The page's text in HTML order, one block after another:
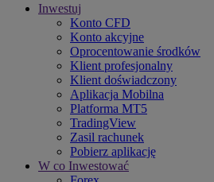
Inwestuj
Konto CFD
Konto akcyjne
Oprocentowanie środków
Klient profesjonalny
Klient doświadczony
Aplikacja Mobilna
Platforma MT5
TradingView
Zasil rachunek
Pobierz aplikację
W co Inwestować